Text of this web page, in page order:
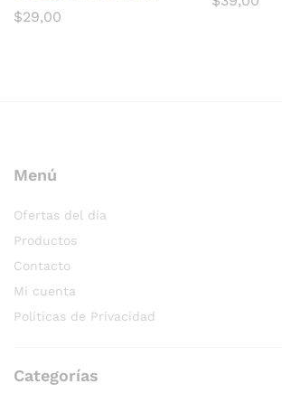
$29,00
Menú
Ofertas del día
Productos
Contacto
Mi cuenta
Políticas de Privacidad
Categorías